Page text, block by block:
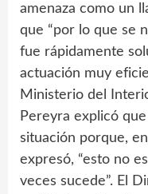
amenaza como un
que “por lo que se
fue rápidamente
actuación muy
Ministerio del
Pereyra explicó
situación porque,
expresó, “esto no
veces sucede”. El